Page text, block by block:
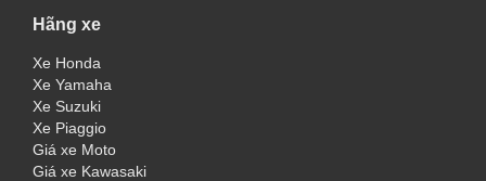
Hãng xe
Xe Honda
Xe Yamaha
Xe Suzuki
Xe Piaggio
Giá xe Moto
Giá xe Kawasaki